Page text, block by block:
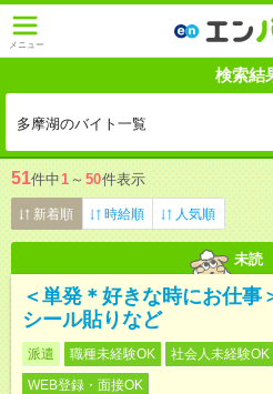
メニュー
検索結
多摩湖のバイト一覧
51件中1 ～ 50件表示
新着順 時給順 人気順
未読
＜単発＊好きな時にお仕事
シール貼りなど
派遣 職種未経験OK 社会人未経験OK
WEB登録・面接OK